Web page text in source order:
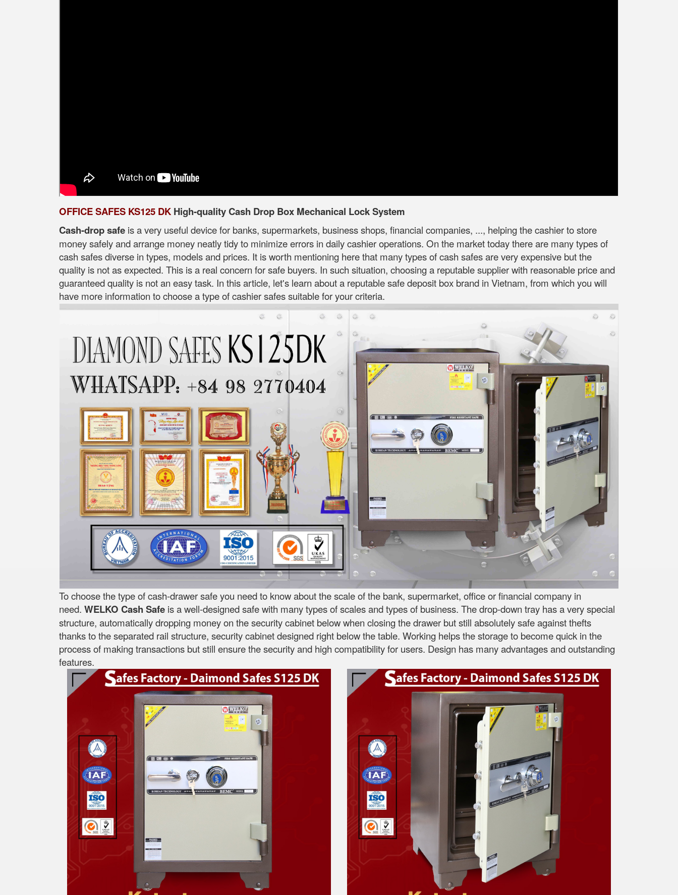
OFFICE SAFES KS125 DK High-quality Cash Drop Box Mechanical Lock System
Cash-drop safe is a very useful device for banks, supermarkets, business shops, financial companies, ..., helping the cashier to store
money safely and arrange money neatly tidy to minimize errors in daily cashier operations. On the market today there are many types of
cash safes diverse in types, models and prices. It is worth mentioning here that many types of cash safes are very expensive but the
quality is not as expected. This is a real concern for safe buyers. In such situation, choosing a reputable supplier with reasonable price and
guaranteed quality is not an easy task. In this article, let's learn about a reputable safe deposit box brand in Vietnam, from which you will
have more information to choose a type of cashier safes suitable for your criteria.
To choose the type of cash-drawer safe you need to know about the scale of the bank, supermarket, office or financial company in
need. WELKO Cash Safe is a well-designed safe with many types of scales and types of business. The drop-down tray has a very special
structure, automatically dropping money on the security cabinet below when closing the drawer but still absolutely safe against thefts
thanks to the separated rail structure, security cabinet designed right below the table. Working helps the storage to become quick in the
process of making transactions but still ensure the security and high compatibility for users. Design has many advantages and outstanding
features.